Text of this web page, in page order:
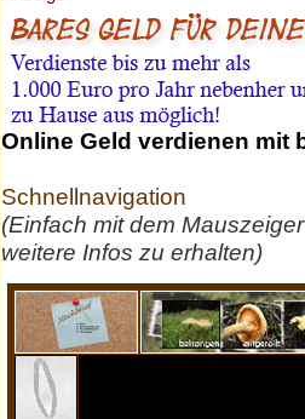
Online Geld verdienen mit
Schnellnavigation
(Einfach mit dem
weitere Infos zu erhalten)